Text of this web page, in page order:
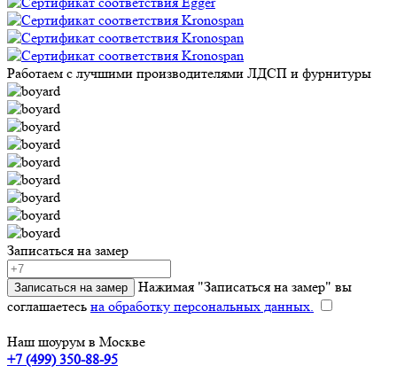
Работаем с лучшими производителями ЛДСП и фурнитуры
Записаться на замер
Записаться на замер
Нажимая "Записаться на замер" вы
соглашаетесь на обработку персональных данных.
Наш шоурум в Москве
+7 (499) 350-88-95